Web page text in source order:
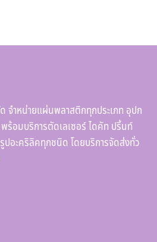
จำหน่ายแผ่นพลาสติกทุกประเภท อุปก
อมบริการตัดเลเซอร์ ไดคัท ปริ้นท์
ปอะคริลิคทุกชนิด โดยบริการจัดส่งทั่ว